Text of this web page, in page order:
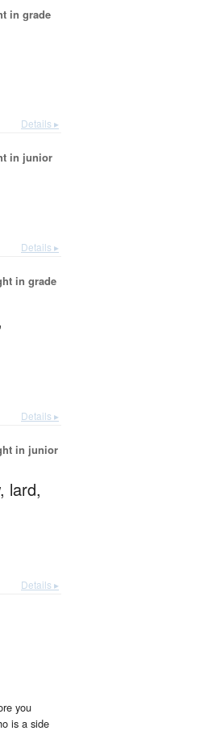
in grade
Details ▸
in junior
Details ▸
in grade
Details ▸
in junior
lard,
Details ▸
you
is a side